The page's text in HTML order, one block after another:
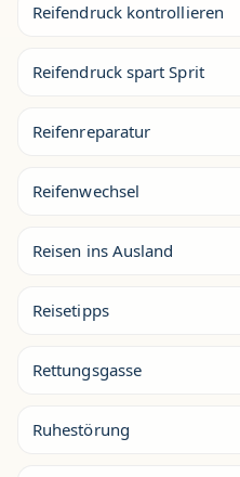
Reifendruck kontrollieren
Reifendruck spart Sprit
Reifenreparatur
Reifenwechsel
Reisen ins Ausland
Reisetipps
Rettungsgasse
Ruhestörung